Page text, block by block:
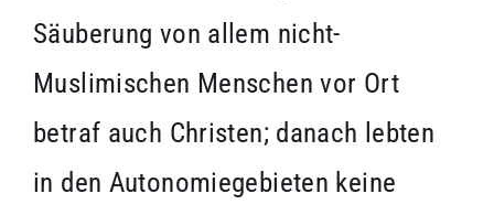
Säuberung von allem nicht-
Muslimischen Menschen vor Ort
betraf auch Christen; danach lebten
in den Autonomiegebieten keine